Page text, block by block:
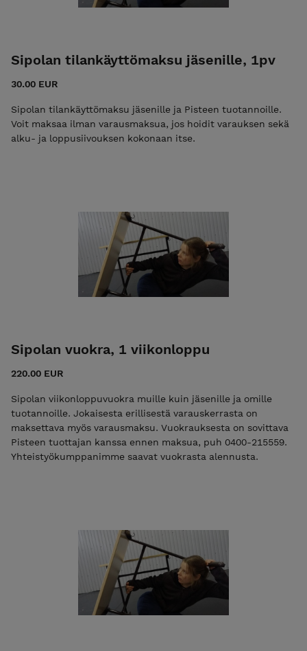
Sipolan tilankäyttömaksu jäsenille, 1pv
30.00 EUR
Sipolan tilankäyttömaksu jäsenille ja Pisteen tuotannoille.
Voit maksaa ilman varausmaksua, jos hoidit varauksen sekä
alku- ja loppusiivouksen kokonaan itse.
Sipolan vuokra, 1 viikonloppu
220.00 EUR
Sipolan viikonloppuvuokra muille kuin jäsenille ja omille
tuotannoille. Jokaisesta erillisestä varauskerrasta on
maksettava myös varausmaksu. Vuokrauksesta on sovittava
Pisteen tuottajan kanssa ennen maksua, puh 0400-215559.
Yhteistyökumppanimme saavat vuokrasta alennusta.